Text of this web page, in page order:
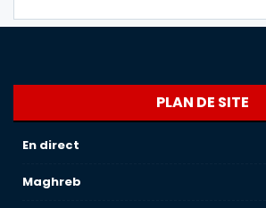
PLAN DE SITE
En direct
Maghreb